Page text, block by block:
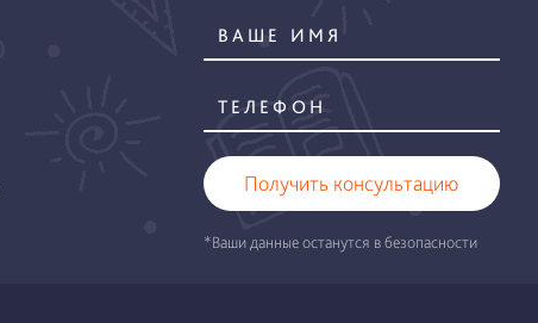
Получить консультацию
*Ваши данные останутся в безопасности